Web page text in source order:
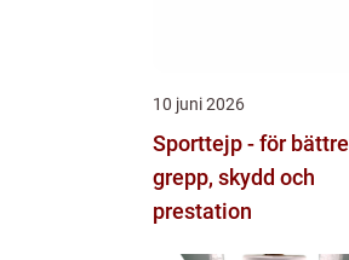
10 juni 2026
Sporttejp - för bättre
grepp, skydd och
prestation